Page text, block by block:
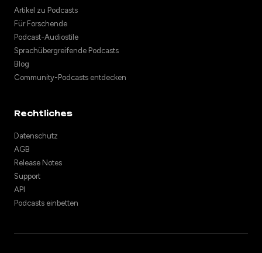
Artikel zu Podcasts
Für Forschende
Podcast-Audiostile
Sprachübergreifende Podcasts
Blog
Community-Podcasts entdecken
Rechtliches
Datenschutz
AGB
Release Notes
Support
API
Podcasts einbetten